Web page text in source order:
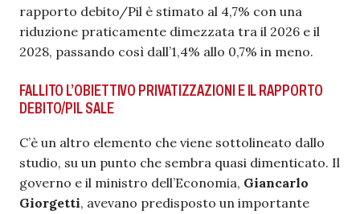
rapporto debito/Pil è stimato al 4,7% con una
riduzione praticamente dimezzata tra il 2026 e il
2028, passando così dall’1,4% allo 0,7% in meno.
FALLITO L’OBIETTIVO PRIVATIZZAZIONI E IL RAPPORTO
DEBITO/PIL SALE
C’è un altro elemento che viene sottolineato dallo
studio, su un punto che sembra quasi dimenticato. Il
governo e il ministro dell’Economia, Giancarlo
Giorgetti, avevano predisposto un importante